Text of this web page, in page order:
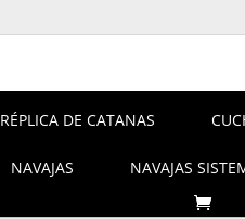
RÉPLICA DE CATANAS
NAVAJAS NAVAJAS